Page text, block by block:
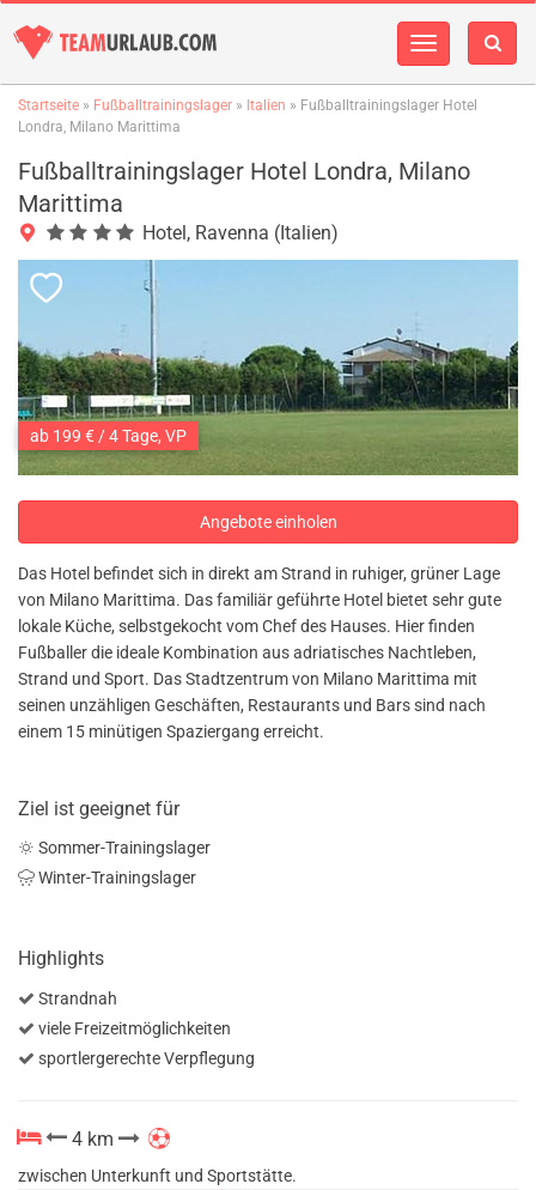
Navigation
Startseite » Fußballtrainingslager » Italien » Fußballtrainingslager Hotel
Londra, Milano Marittima
Fußballtrainingslager Hotel Londra, Milano
Marittima
Hotel, Ravenna (Italien)
ab 199 € / 4 Tage, VP
Angebote einholen
Das Hotel befindet sich in direkt am Strand in ruhiger, grüner Lage
von Milano Marittima. Das familiär geführte Hotel bietet sehr gute
lokale Küche, selbstgekocht vom Chef des Hauses. Hier finden
Fußballer die ideale Kombination aus adriatisches Nachtleben,
Strand und Sport. Das Stadtzentrum von Milano Marittima mit
seinen unzähligen Geschäften, Restaurants und Bars sind nach
einem 15 minütigen Spaziergang erreicht.
Ziel ist geeignet für
Sommer-Trainingslager
Winter-Trainingslager
Highlights
Strandnah
viele Freizeitmöglichkeiten
sportlergerechte Verpflegung
4 km
zwischen Unterkunft und Sportstätte.